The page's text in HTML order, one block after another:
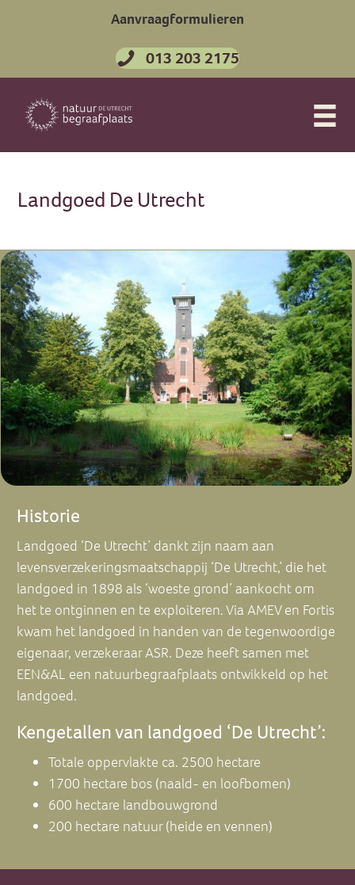
Aanvraagformulieren
013 203 2175
Landgoed De Utrecht
Historie
Landgoed ‘De Utrecht’ dankt zijn naam aan
levensverzekeringsmaatschappij ‘De Utrecht,’ die het
landgoed in 1898 als ‘woeste grond’ aankocht om
het te ontginnen en te exploiteren. Via AMEV en Fortis
kwam het landgoed in handen van de tegenwoordige
eigenaar, verzekeraar ASR. Deze heeft samen met
EEN&AL een natuurbegraafplaats ontwikkeld op het
landgoed.
Kengetallen van landgoed ‘De Utrecht’:
Totale oppervlakte ca. 2500 hectare
1700 hectare bos (naald- en loofbomen)
600 hectare landbouwgrond
200 hectare natuur (heide en vennen)